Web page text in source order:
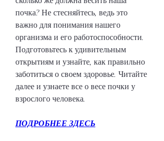
почка? Не стесняйтесь, ведь это
важно для понимания нашего
организма и его работоспособности.
Подготовьтесь к удивительным
открытиям и узнайте, как правильно
заботиться о своем здоровье. Читайте
далее и узнаете все о весе почки у
взрослого человека.
ПОДРОБНЕЕ ЗДЕСЬ